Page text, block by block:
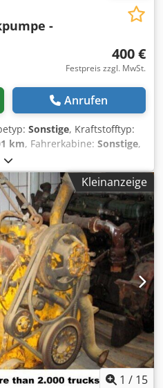
-
400 €
Festpreis zzgl. MwSt.
Anrufen
Sonstige, Kraftstofftyp:
km, Fahrerkabine: Sonstige,
Aufbau: Hydraulikpumpe
OHNE
und Irrtümer
Rpcfetok
Kleinanzeige
1 / 15